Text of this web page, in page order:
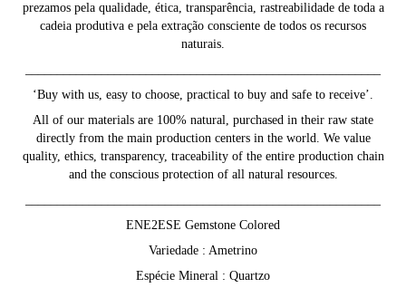
prezamos pela qualidade, ética, transparência, rastreabilidade de toda a
cadeia produtiva e pela extração consciente de todos os recursos
naturais.
‘Buy with us, easy to choose, practical to buy and safe to receive’.
All of our materials are 100% natural, purchased in their raw state
directly from the main production centers in the world. We value
quality, ethics, transparency, traceability of the entire production chain
and the conscious protection of all natural resources.
ENE2ESE Gemstone Colored
Variedade : Ametrino
Espécie Mineral : Quartzo